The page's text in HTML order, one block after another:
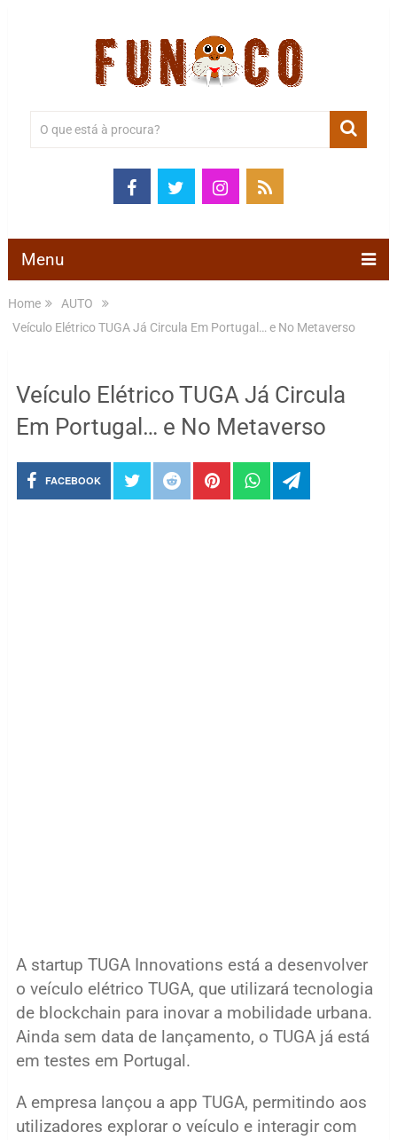
Menu
Home
AUTO
Veículo Elétrico TUGA Já Circula Em Portugal… e No Metaverso
Veículo Elétrico TUGA Já Circula
Em Portugal… e No Metaverso
FACEBOOK
A startup TUGA Innovations está a desenvolver
o veículo elétrico TUGA, que utilizará tecnologia
de blockchain para inovar a mobilidade urbana.
Ainda sem data de lançamento, o TUGA já está
em testes em Portugal.
A empresa lançou a app TUGA, permitindo aos
utilizadores explorar o veículo e interagir com